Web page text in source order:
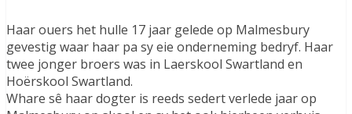
Haar ouers het hulle 17 jaar gelede op Malmesbury
gevestig waar haar pa sy eie onderneming bedryf. Haar
twee jonger broers was in Laerskool Swartland en
Hoërskool Swartland.
Whare sê haar dogter is reeds sedert verlede jaar op